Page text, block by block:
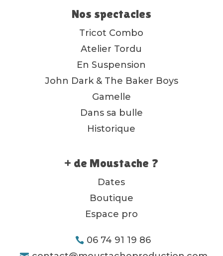
Nos spectacles
Tricot Combo
Atelier Tordu
En Suspension
John Dark & The Baker Boys
Gamelle
Dans sa bulle
Historique
+ de Moustache ?
Dates
Boutique
Espace pro
06 74 91 19 86